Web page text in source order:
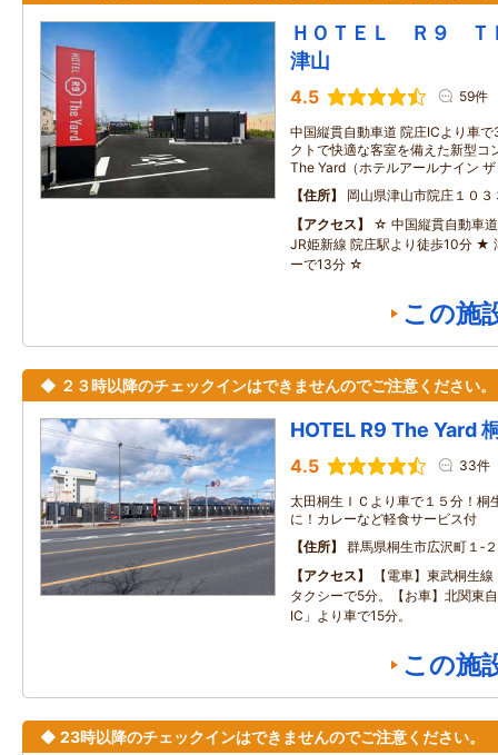
ＨＯＴＥＬ Ｒ９
津山
4.5 59件
中国縦貫自動車道 院庄ICより車
クトで快適な客室を備えた新型コ
The Yard（ホテルアールナイン
住所
岡山県津山市院庄１０３
アクセス
☆ 中国縦貫自動車
JR姫新線 院庄駅より徒歩10分 ★
ーで13分 ☆
この施
◆ ２３時以降のチェックインはできませんのでご注意ください。
HOTEL R9 The Yard
4.5 33件
太田桐生ＩＣより車で１５分！桐
に！カレーなど軽食サービス付
住所
群馬県桐生市広沢町１‐
アクセス
【電車】東武桐生
タクシーで5分。【お車】北関東
IC」より車で15分。
この施
◆ 23時以降のチェックインはできませんのでご注意ください。